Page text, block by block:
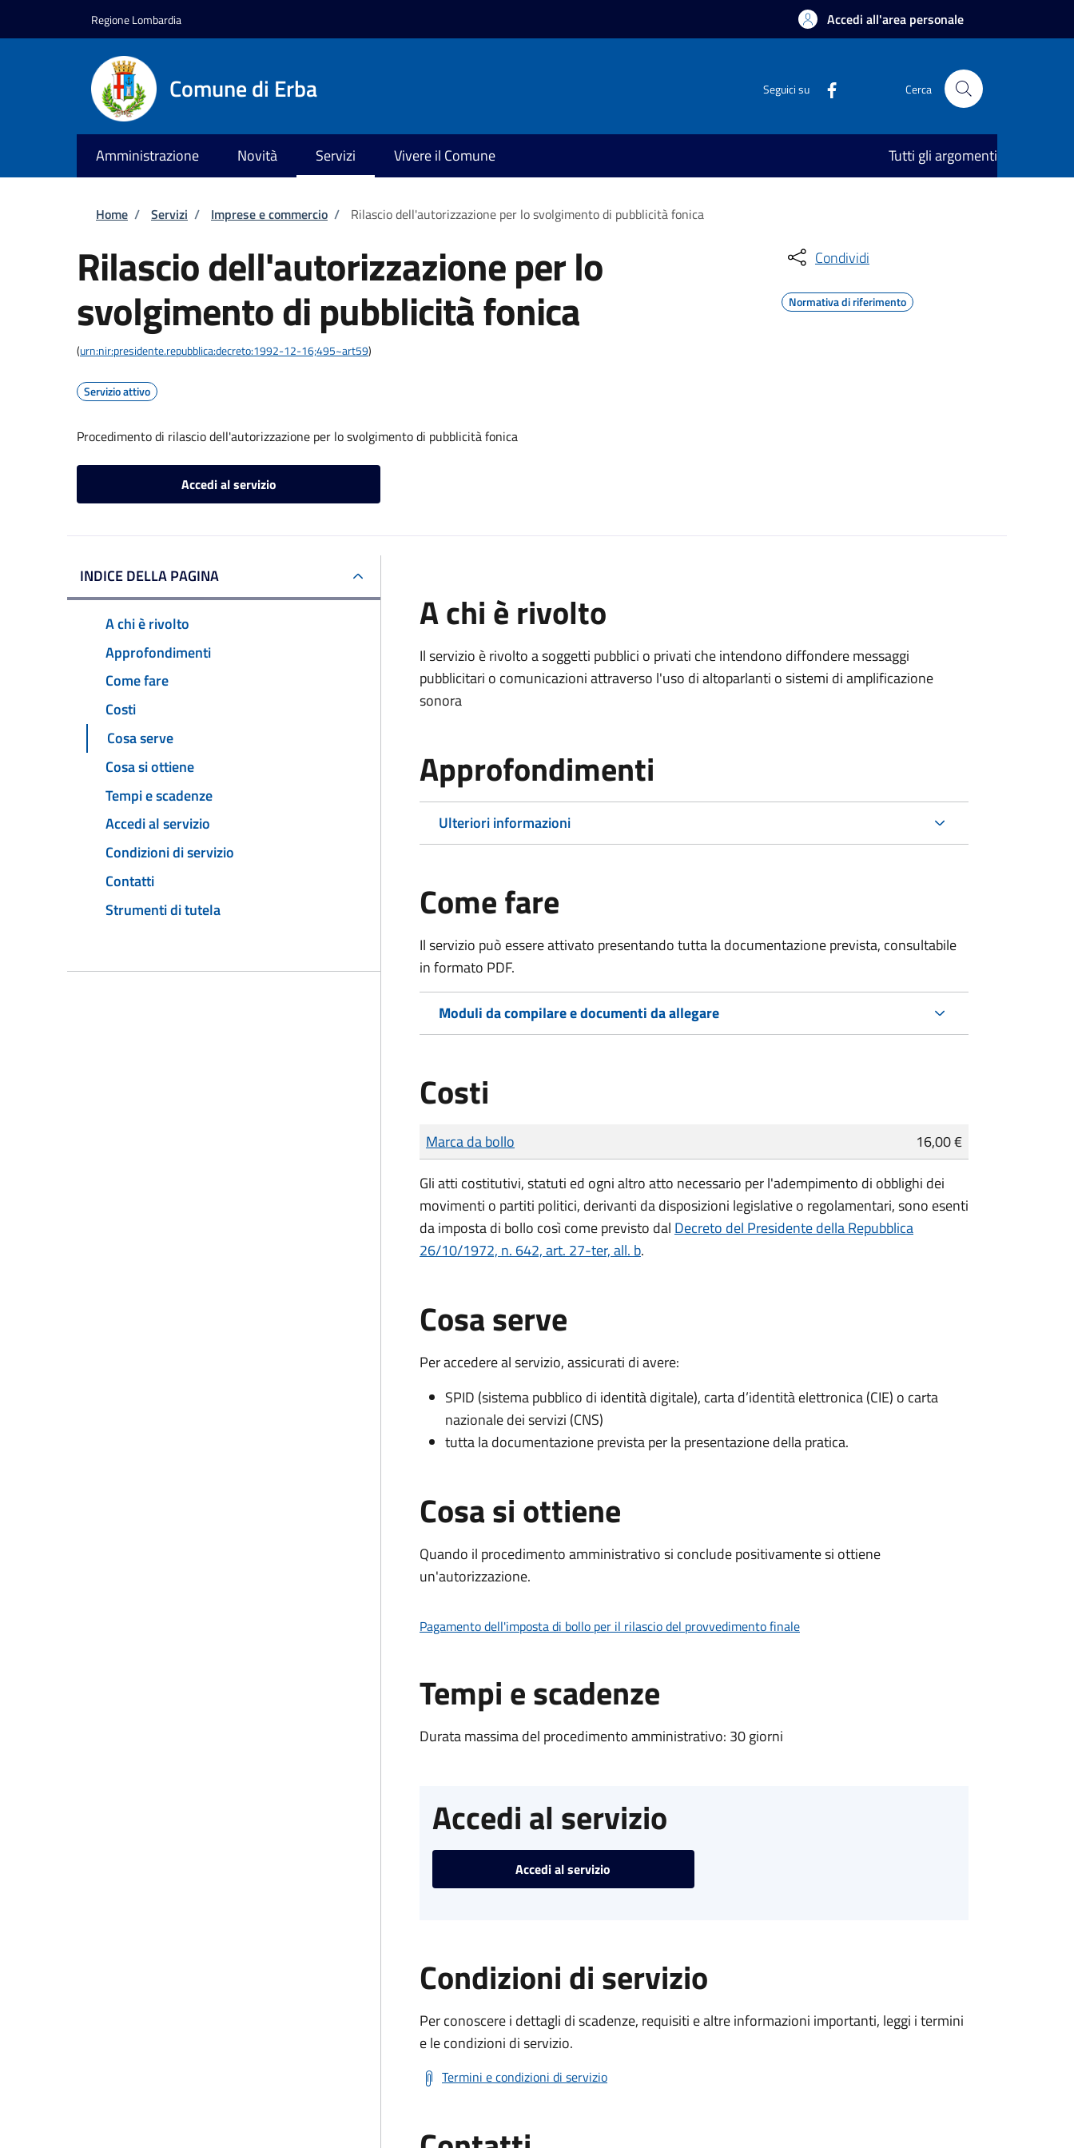
Regione Lombardia Accedi all'area personale
Comune di Erba Seguici su Cerca
Amministrazione Novità Servizi Vivere il Comune Tutti gli argomenti
Briciole di pane
Home / Servizi / Imprese e commercio / Rilascio dell'autorizzazione per lo svolgimento di pubblicità fonica
Rilascio dell'autorizzazione per lo
svolgimento di pubblicità fonica
(urn:nir:presidente.repubblica:decreto:1992-12-16;495~art59)
Servizio attivo
Procedimento di rilascio dell'autorizzazione per lo svolgimento di pubblicità fonica
Accedi al servizio
Condividi
Normativa di riferimento
INDICE DELLA PAGINA
A chi è rivolto
Approfondimenti
Come fare
Costi
Cosa serve
Cosa si ottiene
Tempi e scadenze
Accedi al servizio
Condizioni di servizio
Contatti
Strumenti di tutela
A chi è rivolto
Il servizio è rivolto a soggetti pubblici o privati che intendono diffondere messaggi
pubblicitari o comunicazioni attraverso l'uso di altoparlanti o sistemi di amplificazione
sonora
Approfondimenti
Ulteriori informazioni
Come fare
Il servizio può essere attivato presentando tutta la documentazione prevista, consultabile
in formato PDF.
Moduli da compilare e documenti da allegare
Costi
Tipo di pagamento
Importo
Marca da bollo
16,00 €
Gli atti costitutivi, statuti ed ogni altro atto necessario per l'adempimento di obblighi dei
movimenti o partiti politici, derivanti da disposizioni legislative o regolamentari, sono esenti
da imposta di bollo così come previsto dal Decreto del Presidente della Repubblica
26/10/1972, n. 642, art. 27-ter, all. b.
Cosa serve
Per accedere al servizio, assicurati di avere:
SPID (sistema pubblico di identità digitale), carta d’identità elettronica (CIE) o carta
nazionale dei servizi (CNS)
tutta la documentazione prevista per la presentazione della pratica.
Cosa si ottiene
Quando il procedimento amministrativo si conclude positivamente si ottiene
un'autorizzazione.
Pagamento dell'imposta di bollo per il rilascio del provvedimento finale
Tempi e scadenze
Durata massima del procedimento amministrativo: 30 giorni
Accedi al servizio
Accedi al servizio
Condizioni di servizio
Per conoscere i dettagli di scadenze, requisiti e altre informazioni importanti, leggi i termini
e le condizioni di servizio.
Termini e condizioni di servizio